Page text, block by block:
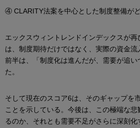
④ CLARITY法案を中心とした制度整備が
エックスウィントレンドインデックスが
は、制度期待だけではなく、実際の資金
前半は、「制度化は進んだが、需要が追い
た。
そして現在のスコア6は、そのギャップを
ことを示している。今後は、この極端な
るのか、それとも需要不足がさらに深刻化